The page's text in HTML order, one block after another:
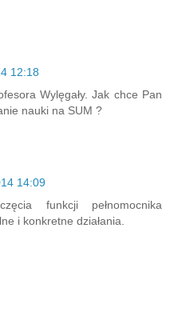
12:18
Wylęgały. Jak chce Pan
nauki na SUM ?
14:09
funkcji pełnomocnika
i konkretne działania.